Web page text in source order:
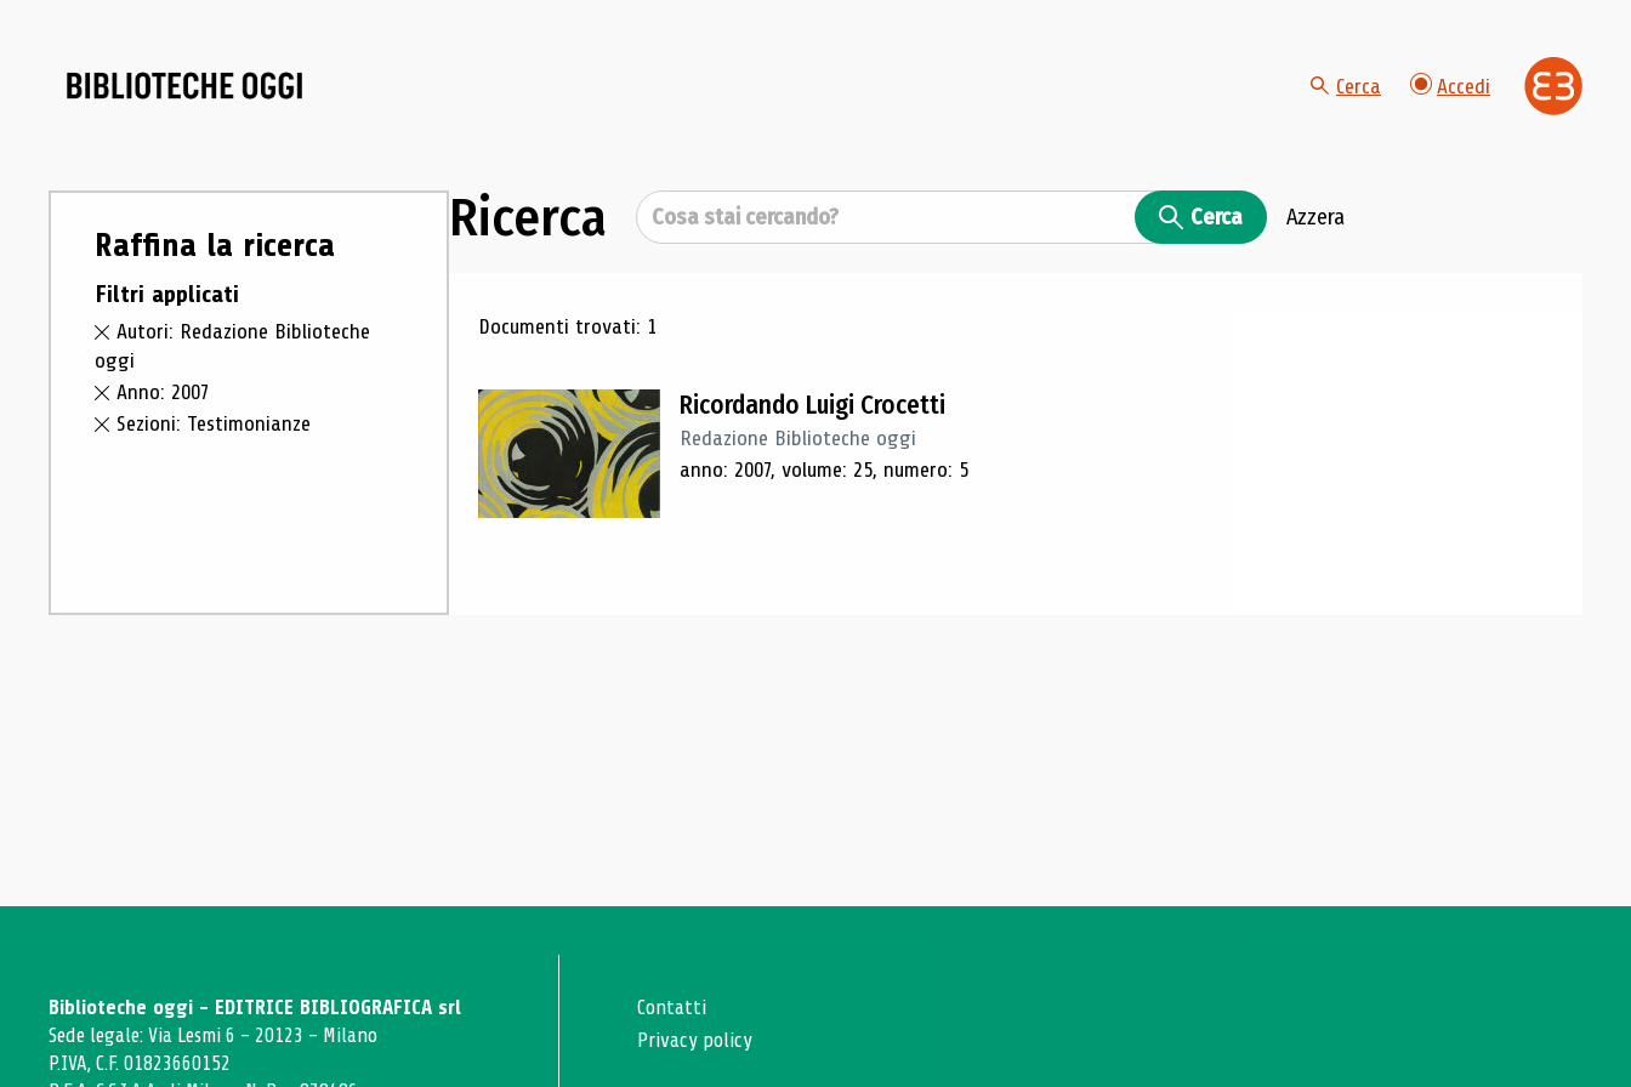
Cerca Accedi
Raffina la ricerca
Filtri applicati
Autori: Redazione Biblioteche
oggi
Anno: 2007
Sezioni: Testimonianze
Ricerca Cerca Cerca Azzera
Risultati di ricerca
Documenti trovati: 1
Ricordando Luigi Crocetti
Redazione Biblioteche oggi
anno: 2007, volume: 25, numero: 5
Biblioteche oggi - EDITRICE BIBLIOGRAFICA srl
Sede legale: Via Lesmi 6 - 20123 - Milano
P.IVA, C.F. 01823660152
Contatti
Privacy policy